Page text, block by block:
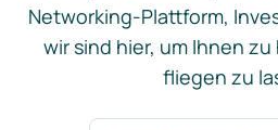
Networking-Plattform,
wir sind hier, um Ihnen
fliegen zu